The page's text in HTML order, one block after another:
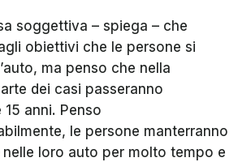
soggettiva – spiega – che
obiettivi che le persone si
ma penso che nella
dei casi passeranno
anni. Penso
le persone manterranno
nelle loro auto per molto tempo e